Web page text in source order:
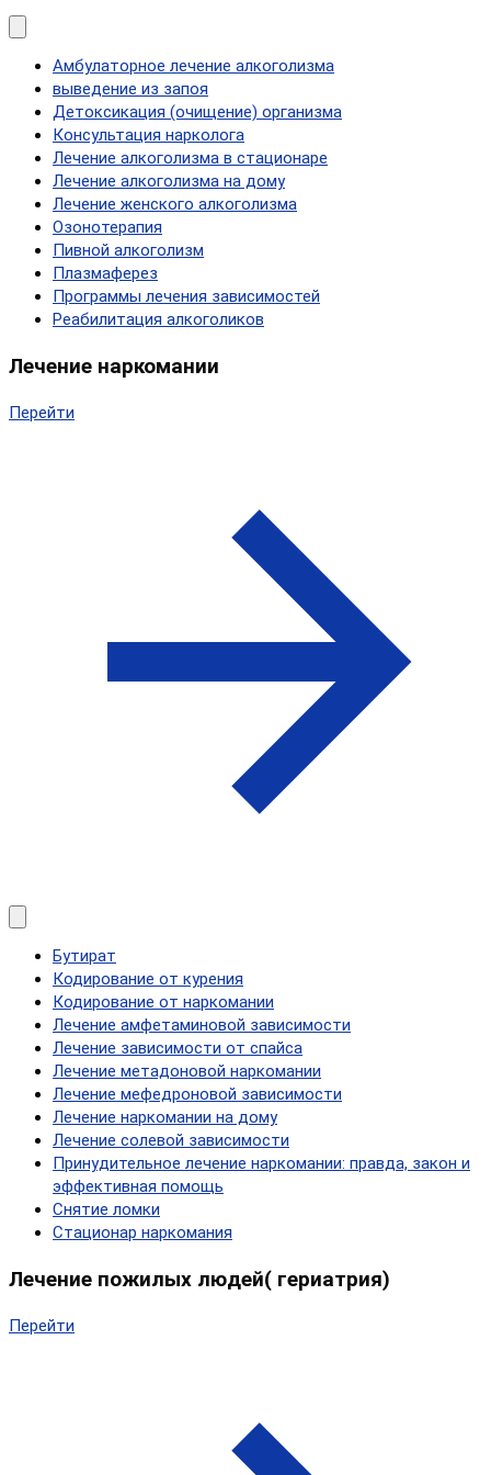
Амбулаторное лечение алкоголизма
выведение из запоя
Детоксикация (очищение) организма
Консультация нарколога
Лечение алкоголизма в стационаре
Лечение алкоголизма на дому
Лечение женского алкоголизма
Озонотерапия
Пивной алкоголизм
Плазмаферез
Программы лечения зависимостей
Реабилитация алкоголиков
Лечение наркомании
Перейти
Бутират
Кодирование от курения
Кодирование от наркомании
Лечение амфетаминовой зависимости
Лечение зависимости от спайса
Лечение метадоновой наркомании
Лечение мефедроновой зависимости
Лечение наркомании на дому
Лечение солевой зависимости
Принудительное лечение наркомании: правда, закон и
эффективная помощь
Снятие ломки
Стационар наркомания
Лечение пожилых людей( гериатрия)
Перейти